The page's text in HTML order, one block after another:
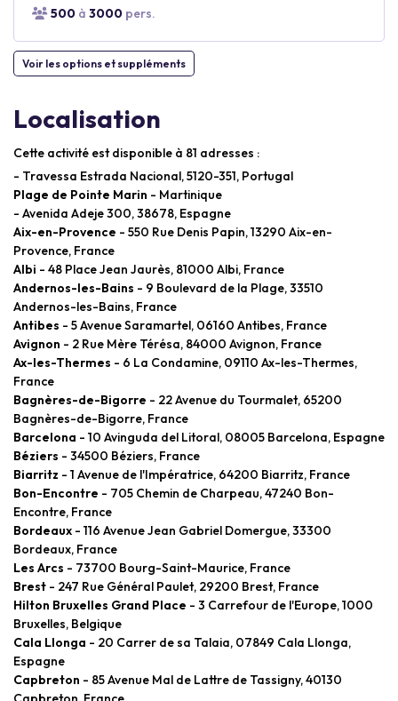
500 à 3000 pers.
Voir les options et suppléments
Localisation
Cette activité est disponible à 81 adresses :
- Travessa Estrada Nacional, 5120-351, Portugal
Plage de Pointe Marin - Martinique
- Avenida Adeje 300, 38678, Espagne
Aix-en-Provence - 550 Rue Denis Papin, 13290 Aix-en-
Provence, France
Albi - 48 Place Jean Jaurès, 81000 Albi, France
Andernos-les-Bains - 9 Boulevard de la Plage, 33510
Andernos-les-Bains, France
Antibes - 5 Avenue Saramartel, 06160 Antibes, France
Avignon - 2 Rue Mère Térésa, 84000 Avignon, France
Ax-les-Thermes - 6 La Condamine, 09110 Ax-les-Thermes,
France
Bagnères-de-Bigorre - 22 Avenue du Tourmalet, 65200
Bagnères-de-Bigorre, France
Barcelona - 10 Avinguda del Litoral, 08005 Barcelona, Espagne
Béziers - 34500 Béziers, France
Biarritz - 1 Avenue de l'Impératrice, 64200 Biarritz, France
Bon-Encontre - 705 Chemin de Charpeau, 47240 Bon-
Encontre, France
Bordeaux - 116 Avenue Jean Gabriel Domergue, 33300
Bordeaux, France
Les Arcs - 73700 Bourg-Saint-Maurice, France
Brest - 247 Rue Général Paulet, 29200 Brest, France
Hilton Bruxelles Grand Place - 3 Carrefour de l'Europe, 1000
Bruxelles, Belgique
Cala Llonga - 20 Carrer de sa Talaia, 07849 Cala Llonga,
Espagne
Capbreton - 85 Avenue Mal de Lattre de Tassigny, 40130